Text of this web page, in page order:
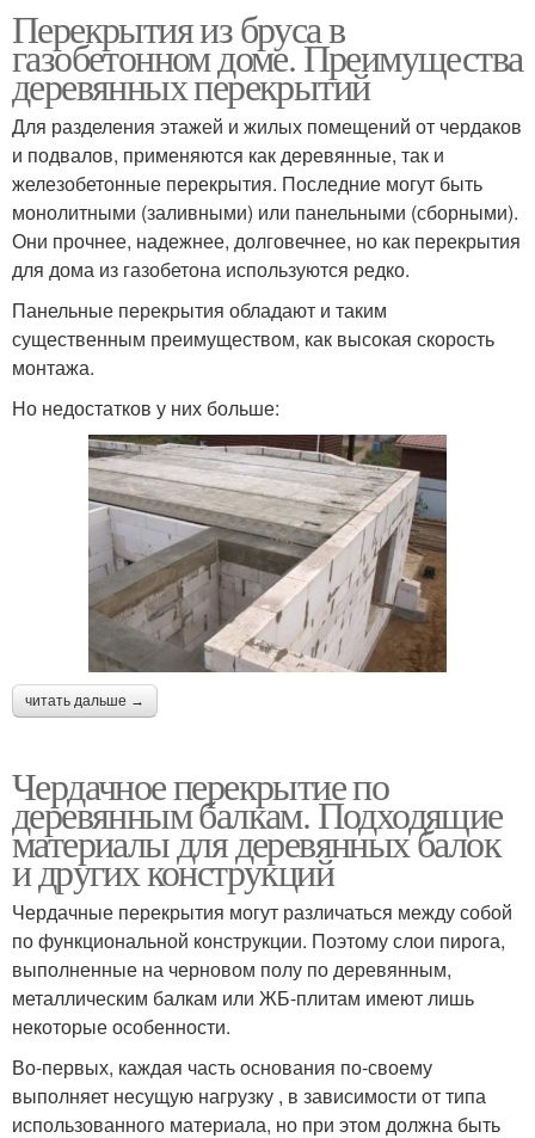
Перекрытия из бруса в
газобетонном доме. Преимущества
деревянных перекрытий
Для разделения этажей и жилых помещений от чердаков
и подвалов, применяются как деревянные, так и
железобетонные перекрытия. Последние могут быть
монолитными (заливными) или панельными (сборными).
Они прочнее, надежнее, долговечнее, но как перекрытия
для дома из газобетона используются редко.
Панельные перекрытия обладают и таким
существенным преимуществом, как высокая скорость
монтажа.
Но недостатков у них больше:
читать дальше →
Чердачное перекрытие по
деревянным балкам. Подходящие
материалы для деревянных балок
и других конструкций
Чердачные перекрытия могут различаться между собой
по функциональной конструкции. Поэтому слои пирога,
выполненные на черновом полу по деревянным,
металлическим балкам или ЖБ-плитам имеют лишь
некоторые особенности.
Во-первых, каждая часть основания по-своему
выполняет несущую нагрузку , в зависимости от типа
использованного материала, но при этом должна быть